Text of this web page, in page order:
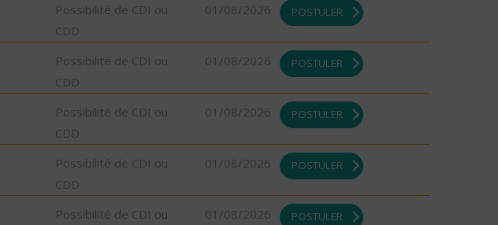
Possibilité de CDI ou
CDD
01/08/2026 POSTULER
Possibilité de CDI ou
CDD
01/08/2026 POSTULER
Possibilité de CDI ou
CDD
01/08/2026 POSTULER
Possibilité de CDI ou
CDD
01/08/2026 POSTULER
Possibilité de CDI ou
01/08/2026 POSTULER